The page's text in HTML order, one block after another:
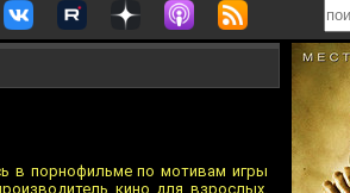
в порнофильме по мотивам игры
кино для взрослых.